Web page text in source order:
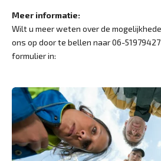
Meer informatie:
Wilt u meer weten over de
ons op door te bellen naar 06-51979427
formulier in: